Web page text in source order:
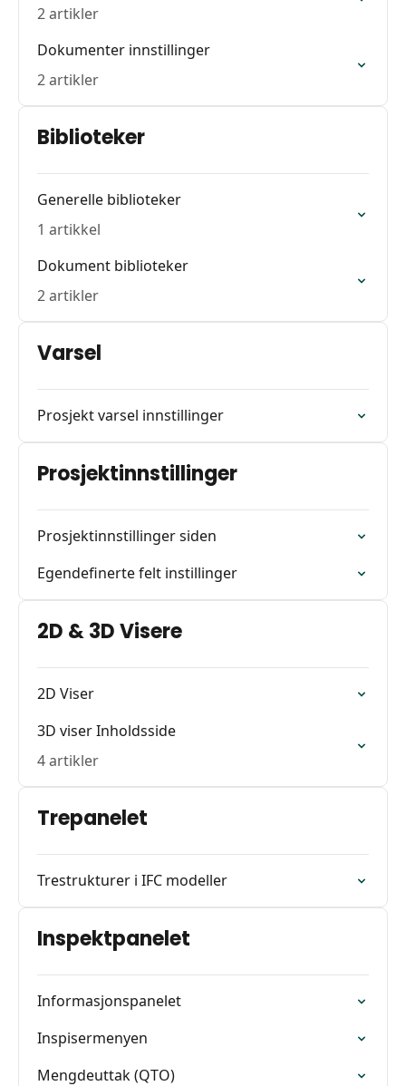
2 artikler
Dokumenter innstillinger
2 artikler
Biblioteker
Generelle biblioteker
1 artikkel
Dokument biblioteker
2 artikler
Varsel
Prosjekt varsel innstillinger
Prosjektinnstillinger
Prosjektinnstillinger siden
Egendefinerte felt instillinger
2D & 3D Visere
2D Viser
3D viser Inholdsside
4 artikler
Trepanelet
Trestrukturer i IFC modeller
Inspektpanelet
Informasjonspanelet
Inspisermenyen
Mengdeuttak (QTO)